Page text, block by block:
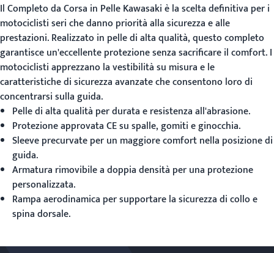
IlCompleto da Corsa in Pelle Kawasakiè la scelta definitiva per i
motociclisti seri che danno priorità alla sicurezza e alle
prestazioni. Realizzato in pelle di alta qualità, questo completo
garantisce un'eccellente protezione senza sacrificare il comfort. I
motociclisti apprezzano la vestibilità su misura e le
caratteristiche di sicurezza avanzate che consentono loro di
concentrarsi sulla guida.
Pelle di alta qualità per durata e resistenza all'abrasione.
Protezione approvata CE su spalle, gomiti e ginocchia.
Sleeve precurvate per un maggiore comfort nella posizione di
guida.
Armatura rimovibile a doppia densità per una protezione
personalizzata.
Rampa aerodinamica per supportare la sicurezza di collo e
spina dorsale.